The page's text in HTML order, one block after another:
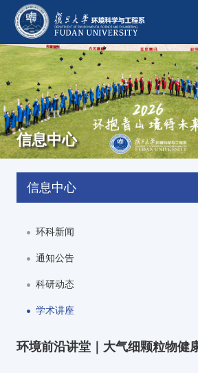
信息中心
信息中心
环科新闻
通知公告
科研动态
学术讲座
环境前沿讲堂｜大气细颗粒物健